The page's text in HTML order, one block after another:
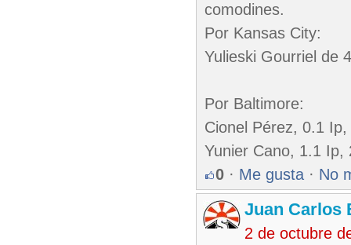
comodines.
Por Kansas City:
Yulieski Gourriel de
Por Baltimore:
Cionel Pérez, 0.1
Yunier Cano, 1.1 Ip,
0 · Me gusta · No
Juan Carlos
2 de octubre